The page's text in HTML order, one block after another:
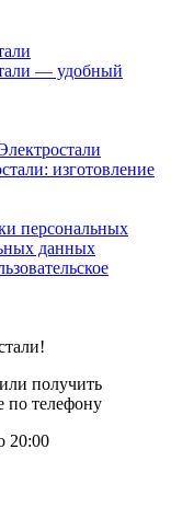
— удобный
изготовление
персональных
данных
получить
по телефону
20:00